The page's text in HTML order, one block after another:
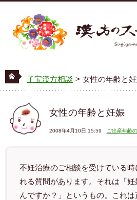
子宝漢方相談 > 女性の年齢と
女性の年齢と妊娠
2008年4月10日 15:59 ご出産年齢
不妊治療のご相談を受けている
れる質問があります。それは「
んですか？」というもの。これ